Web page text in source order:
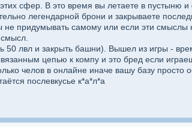
сфер. В это время вы летаете в пустыню и
легендарной брони и закрываете
придумывать самому или если эти смыслы
50 лвл и закрыть башни). Вышел из игры -
цепью к компу и это бред если
челов в онлайне иначе вашу базу просто
послевкусье к*а*л*а